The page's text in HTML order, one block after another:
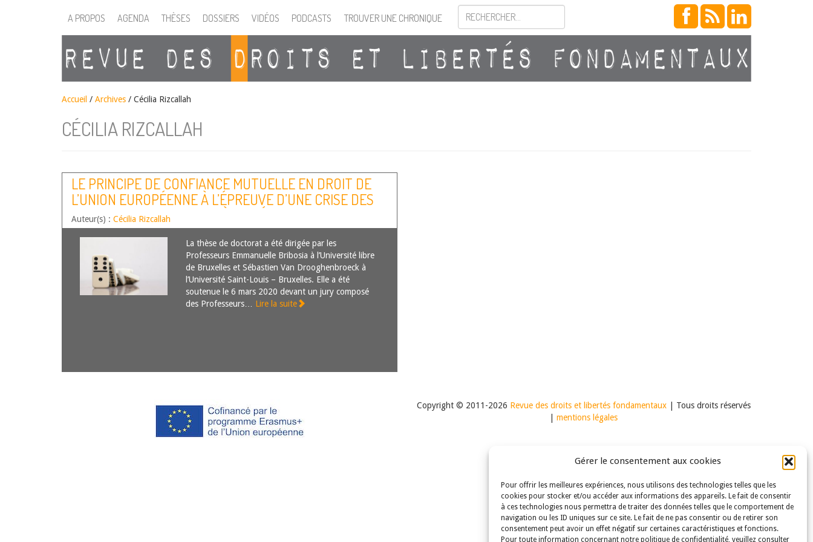
Gérer le consentement aux cookies
Pour offrir les meilleures expériences, nous utilisons des technologies telles que les
cookies pour stocker et/ou accéder aux informations des appareils. Le fait de consentir
à ces technologies nous permettra de traiter des données telles que le comportement de
navigation ou les ID uniques sur ce site. Le fait de ne pas consentir ou de retirer son
consentement peut avoir un effet négatif sur certaines caractéristiques et fonctions.
Pour toute information concernant notre politique de confidentialité, veuillez consulter
A PROPOS AGENDA THÈSES DOSSIERS VIDÉOS PODCASTS TROUVER UNE CHRONIQUE
Accueil / Archives / Cécilia Rizcallah
CÉCILIA RIZCALLAH
LE PRINCIPE DE CONFIANCE MUTUELLE EN DROIT DE
L’UNION EUROPÉENNE À L’ÉPREUVE D’UNE CRISE DES
VALEURS – DU POSTULAT À LA MÉTHODE
Auteur(s) : Cécilia Rizcallah
La thèse de doctorat a été dirigée par les
Professeurs Emmanuelle Bribosia à l’Université libre
de Bruxelles et Sébastien Van Drooghenbroeck à
l’Université Saint-Louis – Bruxelles. Elle a été
soutenue le 6 mars 2020 devant un jury composé
des Professeurs… Lire la suite
Copyright © 2011-2026 Revue des droits et libertés fondamentaux| Tous droits réservés
mentions légales